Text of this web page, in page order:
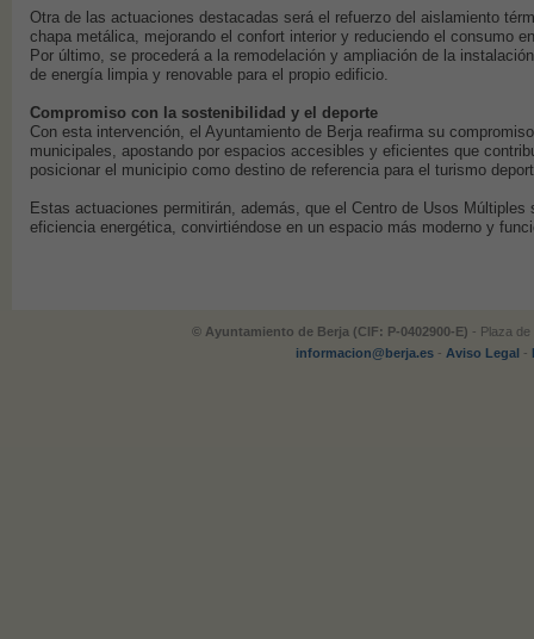
Otra de las actuaciones destacadas será el refuerzo del aislamiento
chapa metálica, mejorando el confort interior y reduciendo el consumo
Por último, se procederá a la remodelación y ampliación de la
de energía limpia y renovable para el propio edificio.
Compromiso con la sostenibilidad y el deporte
Con esta intervención, el Ayuntamiento de Berja reafirma su
municipales, apostando por espacios accesibles y eficientes que
posicionar el municipio como destino de referencia para el turismo
Estas actuaciones permitirán, además, que el Centro de Usos
eficiencia energética, convirtiéndose en un espacio más moderno y
© Ayuntamiento de Berja (CIF: P-0402900-E) - Plaza
informacion@berja.es - Aviso Legal -